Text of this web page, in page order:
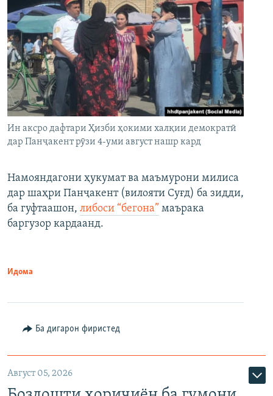
Ин аксро дафтари Ҳизби ҳокими халқии демократӣ
дар Панҷакент рӯзи 4-уми август нашр кард
Намояндагони ҳукумат ва маъмурони милиса
дар шаҳри Панҷакент (вилояти Суғд) ба зидди,
ба гуфтаашон, либоси “бегона” маърака
баргузор кардаанд.
Идома
Ба дигарон фиристед
Август 05, 2026